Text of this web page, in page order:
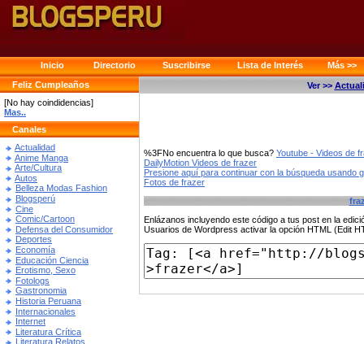
Inicio Directorio Suscribirse Lista de Interés
Más >>
Feliz Cumpleaños
[No hay coindidencias]
Mas..
Canales
Actualidad
Anime Manga
Arte/Cultura
Autos
Belleza Modas Fashion
Blogsperú
Cine
Comic/Cartoon
Defensa del Consumidor
Deportes
Economía
Educación Ciencia
Erotismo, Sexo
Fotologs
Gastronomia
Historia Peruana
Internacionales
Internet
Literatura Crítica
Literatura Relatos
Ver >>
%3FNo encuentra lo que busca? Youtube - Videos de
DailyMotion Videos de frazer
Presione aquí para continuar con la búsqueda usando
Fotos de frazer
Enlázanos incluyendo este código a tus post en la
Usuarios de Wordpress activar la opción HTML (Edit